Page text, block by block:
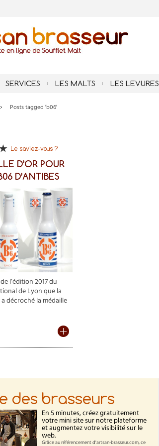
SERVICES LES MALTS LES LEVURES
Posts tagged 'b06'
Le saviez-vous ?
D’OR POUR
D’ANTIBES
l’édition 2017 du
de Lyon que la
décroché la médaille
des brasseurs
En 5 minutes, créez gratuitement
votre mini site sur notre plateforme
et augmentez votre visibilité sur le
web.
Grâce au référencement d'artsan-brasseur.com, ce